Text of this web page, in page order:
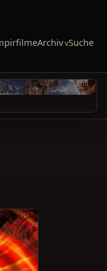
Archiv Suche